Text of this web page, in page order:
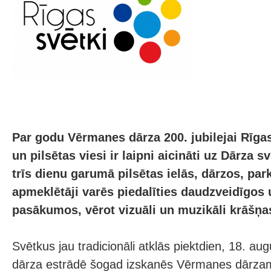
Par godu Vērmanes dārza 200. jubilejai
un pilsētas viesi ir laipni aicināti uz Dārza
trīs dienu garumā pilsētas ielās, dārzos,
apmeklētāji varēs piedalīties daudzveidīgos
pasākumos, vērot vizuāli un muzikāli
Svētkus jau tradicionāli atklās piektdien, 18.
dārza estrādē šogad izskanēs Vērmanes